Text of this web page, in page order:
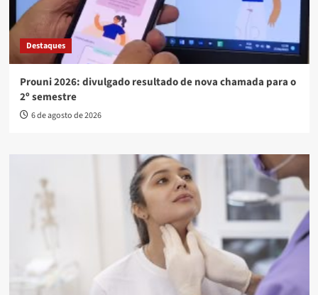
Destaques
Prouni 2026: divulgado resultado de nova chamada para o
2º semestre
6 de agosto de 2026